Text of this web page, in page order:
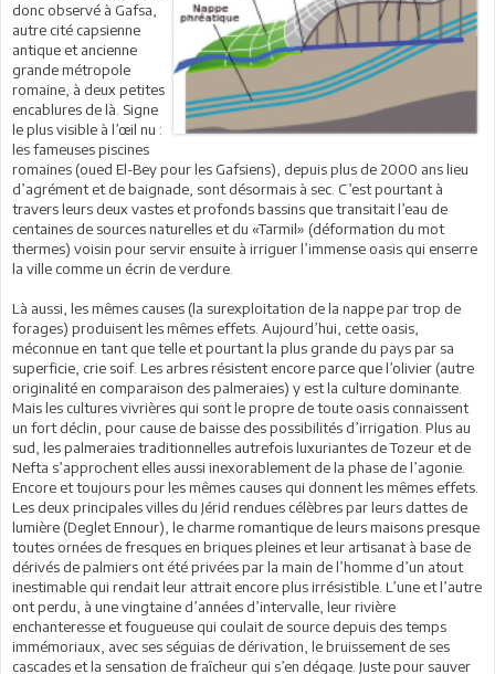
donc observé à Gafsa,
autre cité capsienne
antique et ancienne
grande métropole
romaine, à deux petites
encablures de là. Signe
le plus visible à l’œil nu :
les fameuses piscines
romaines (oued El-Bey pour les Gafsiens), depuis plus de 2000 ans lieu
d’agrément et de baignade, sont désormais à sec. C’est pourtant à
travers leurs deux vastes et profonds bassins que transitait l’eau de
centaines de sources naturelles et du «Tarmil» (déformation du mot
thermes) voisin pour servir ensuite à irriguer l’immense oasis qui enserre
la ville comme un écrin de verdure.
Là aussi, les mêmes causes (la surexploitation de la nappe par trop de
forages) produisent les mêmes effets. Aujourd’hui, cette oasis,
méconnue en tant que telle et pourtant la plus grande du pays par sa
superficie, crie soif. Les arbres résistent encore parce que l’olivier (autre
originalité en comparaison des palmeraies) y est la culture dominante.
Mais les cultures vivrières qui sont le propre de toute oasis connaissent
un fort déclin, pour cause de baisse des possibilités d’irrigation. Plus au
sud, les palmeraies traditionnelles autrefois luxuriantes de Tozeur et de
Nefta s’approchent elles aussi inexorablement de la phase de l’agonie.
Encore et toujours pour les mêmes causes qui donnent les mêmes effets.
Les deux principales villes du Jérid rendues célèbres par leurs dattes de
lumière (Deglet Ennour), le charme romantique de leurs maisons presque
toutes ornées de fresques en briques pleines et leur artisanat à base de
dérivés de palmiers ont été privées par la main de l’homme d’un atout
inestimable qui rendait leur attrait encore plus irrésistible. L’une et l’autre
ont perdu, à une vingtaine d’années d’intervalle, leur rivière
enchanteresse et fougueuse qui coulait de source depuis des temps
immémoriaux, avec ses séguias de dérivation, le bruissement de ses
cascades et la sensation de fraîcheur qui s’en dégage. Juste pour sauver